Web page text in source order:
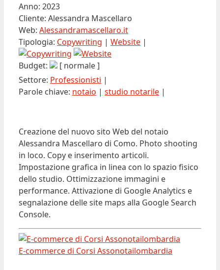
Anno: 2023
Cliente: Alessandra Mascellaro
Web: Alessandramascellaro.it
Tipologia: Copywriting | Website |
Budget:
[ normale ]
Settore: Professionisti |
Parole chiave: notaio | studio notarile |
Creazione del nuovo sito Web del notaio
Alessandra Mascellaro di Como. Photo shooting
in loco. Copy e inserimento articoli.
Impostazione grafica in linea con lo spazio fisico
dello studio. Ottimizzazione immagini e
performance. Attivazione di Google Analytics e
segnalazione delle site maps alla Google Search
Console.
E-commerce di Corsi Assonotailombardia